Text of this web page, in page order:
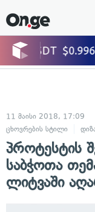
11 მაისი 2018, 17:09
ცხოვრების სტილი
პროტესტის
საბჭოთა
ლიტვაში